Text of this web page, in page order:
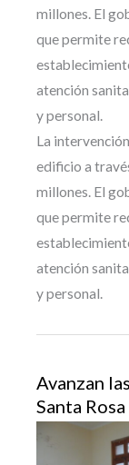
millones. El
que permite
atención
y personal.
La
edificio a
millones. El
que permite
atención
y personal.
Avanzan
Santa